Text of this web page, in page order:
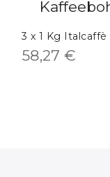
3 x 1 Kg
58,27 €